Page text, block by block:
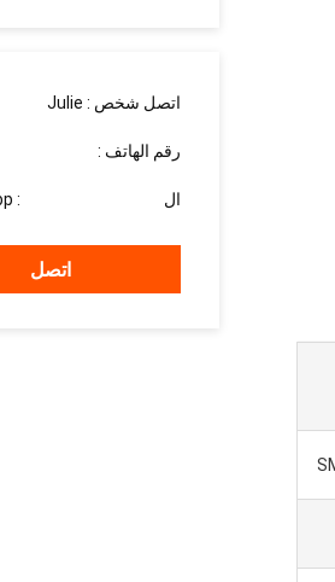
اتصل شخص : Julie
رقم الهاتف :
ال WhatsApp :
اتصل